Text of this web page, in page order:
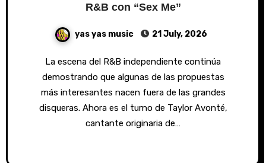
R&B con “Sex Me”
yas yas music 21 July, 2026
La escena del R&B independiente continúa
demostrando que algunas de las propuestas
más interesantes nacen fuera de las grandes
disqueras. Ahora es el turno de Taylor Avonté,
cantante originaria de…